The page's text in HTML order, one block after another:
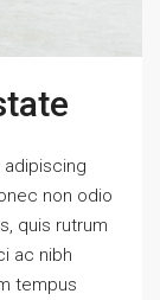
non odio
quis rutrum
ac nibh
tempus